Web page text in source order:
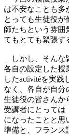
は不安なことも多
とっても生徒役が
師たちという雰囲
てもとても緊張す
しかし、そんな
各自の設定した授
したactivitéを実
なく、各自が自分
生徒役の皆さんか
受講者にとっては
になったことと思
準備と、フランス